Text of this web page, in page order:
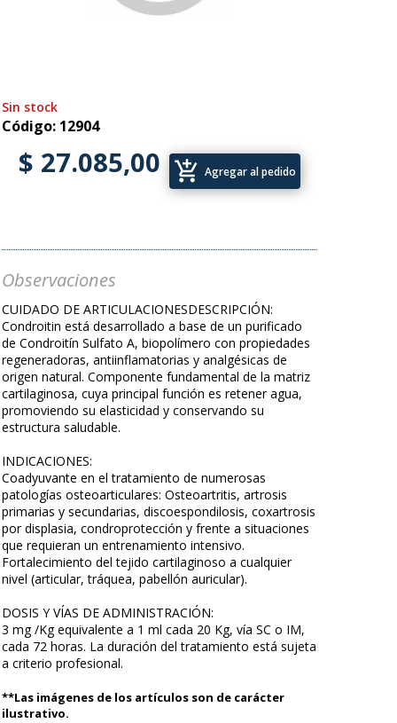
Sin stock
Código: 12904
$ 27.085,00 add_shopping_cart Agregar al pedido
Observaciones
CUIDADO DE ARTICULACIONESDESCRIPCIÓN:
Condroitin está desarrollado a base de un purificado
de Condroitín Sulfato A, biopolímero con propiedades
regeneradoras, antiinflamatorias y analgésicas de
origen natural. Componente fundamental de la matriz
cartilaginosa, cuya principal función es retener agua,
promoviendo su elasticidad y conservando su
estructura saludable.
INDICACIONES:
Coadyuvante en el tratamiento de numerosas
patologías osteoarticulares: Osteoartritis, artrosis
primarias y secundarias, discoespondilosis, coxartrosis
por displasia, condroprotección y frente a situaciones
que requieran un entrenamiento intensivo.
Fortalecimiento del tejido cartilaginoso a cualquier
nivel (articular, tráquea, pabellón auricular).
DOSIS Y VÍAS DE ADMINISTRACIÓN:
3 mg /Kg equivalente a 1 ml cada 20 Kg, vía SC o IM,
cada 72 horas. La duración del tratamiento está sujeta
a criterio profesional.
**Las imágenes de los artículos son de carácter
ilustrativo.